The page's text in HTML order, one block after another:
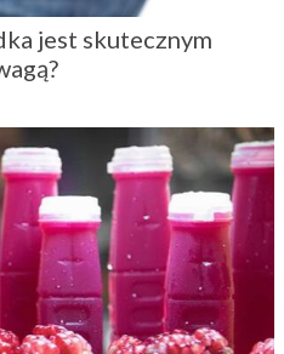
jest skutecznym